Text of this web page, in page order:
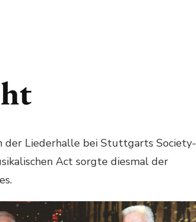
der Liederhalle bei Stuttgarts Society-
Act sorgte diesmal der